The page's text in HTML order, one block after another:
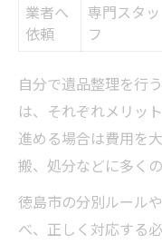
業者へ
依頼
専門スタッ
フ
自分で遺品整理を行
は、それぞれメリッ
進める場合は費用を
搬、処分などに多く
徳島市の分別ルール
べ、正しく対応する